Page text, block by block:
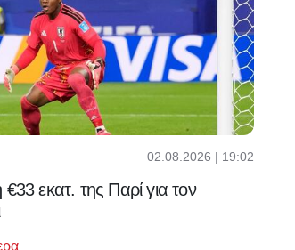
02.08.2026 | 19:02
εκατ. της Παρί για τον